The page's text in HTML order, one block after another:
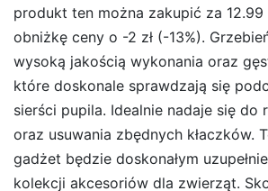
produkt ten można zakupić za 12.99
obniżkę ceny o -2 zł (-13%).
wysoką jakością wykonania oraz
które doskonale sprawdzają się
sierści pupila. Idealnie nadaje się do
oraz usuwania zbędnych kłaczków.
gadżet będzie doskonałym
kolekcji akcesoriów dla zwierząt.